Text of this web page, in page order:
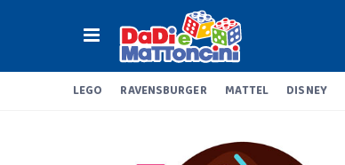
LEGO RAVENSBURGER MATTEL DISNEY